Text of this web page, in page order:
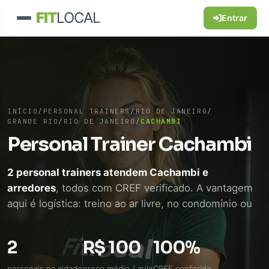
FITLOCAL Entrar
INÍCIO / PERSONAL TRAINERS/RIO DE JANEIRO /
GRANDE RIO / RIO DE JANEIRO / CACHAMBI
Personal Trainer Cachambi
2 personal trainers atendem Cachambi e
arredores, todos com CREF verificado. A vantagem
aqui é logística: treino ao ar livre, no condomínio ou
deslocamento. WhatsApp direto, sem intermediário.
2 R$ 100 100%